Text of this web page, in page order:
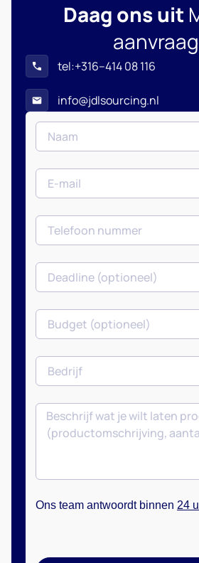
Daag ons uit
tel:+316–414 08 116
info@jdlsourcing.nl
Ons team antwoordt binnen 24